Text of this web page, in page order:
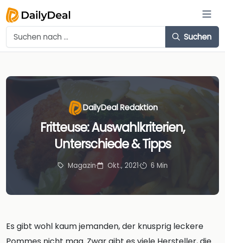
Suchen
DailyDeal Redaktion
Fritteuse: Auswahlkriterien,
Unterschiede & Tipps
Magazin· Okt., 2021· 6 Min
Es gibt wohl kaum jemanden, der knusprig leckere